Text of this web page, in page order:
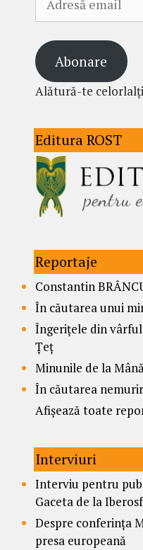
email
Abonare
Alătură-te celorlalți
Editura ROST
Reportaje
Constantin
În căutarea unui
Îngerițele din
Țeț
Minunile de la
În căutarea
Afișează toate
Interviuri
Interviu pentru
Gaceta de la
Despre conferința
presa europeană